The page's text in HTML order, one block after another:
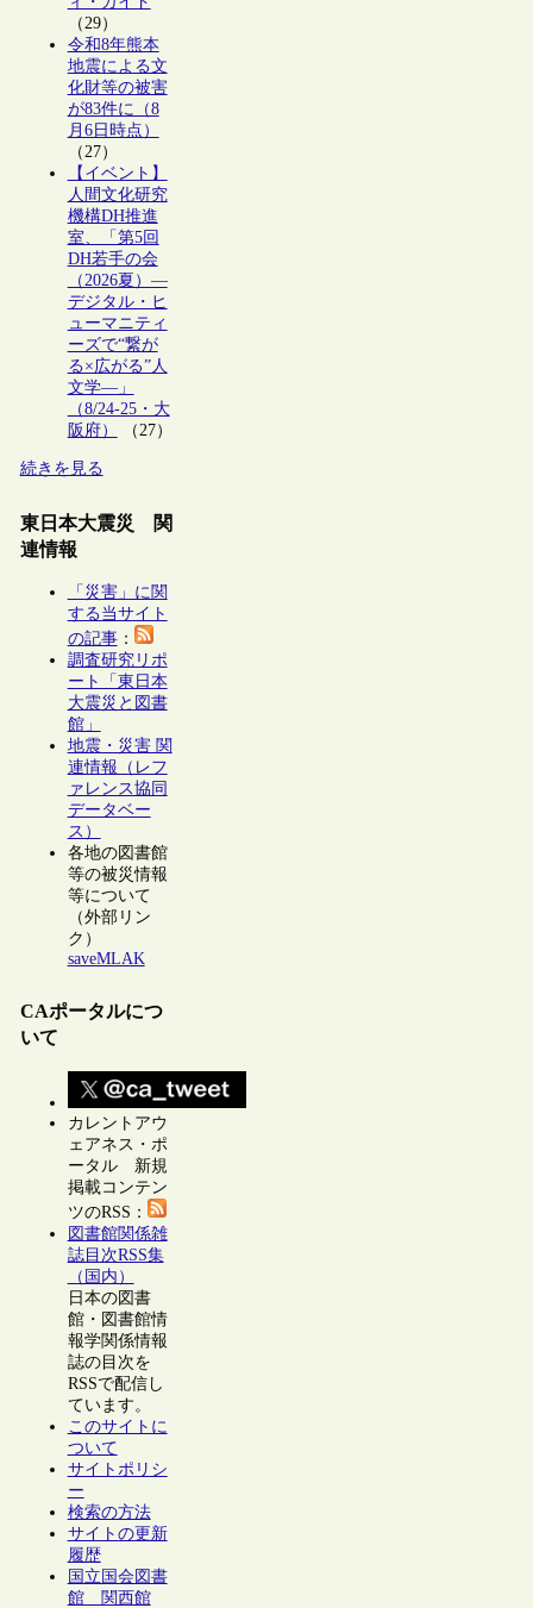
（29）
令和8年熊本
地震による文
化財等の被害
が83件に（8
月6日時点）
（27）
【イベント】
人間文化研究
機構DH推進
室、「第5回
DH若手の会
（2026夏）―
デジタル・ヒ
ューマニティ
ーズで“繋が
る×広がる”人
文学―」
（8/24-25・大
阪府）
（27）
続きを見る
東日本大震災 関
連情報
「災害」に関
する当サイト
の記事：
調査研究リポ
ート「東日本
大震災と図書
館」
地震・災害 関
連情報（レフ
ァレンス協同
データベー
ス）
各地の図書館
等の被災情報
等について
（外部リン
ク）
saveMLAK
CAポータルにつ
いて
カレントアウ
ェアネス・ポ
ータル 新規
掲載コンテン
ツのRSS：
図書館関係雑
誌目次RSS集
（国内）
日本の図書
館・図書館情
報学関係情報
誌の目次を
RSSで配信し
ています。
このサイトに
ついて
サイトポリシ
ー
検索の方法
サイトの更新
履歴
国立国会図書
館 関西館